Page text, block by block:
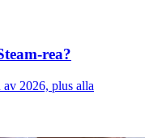
rea?
av 2026, plus alla